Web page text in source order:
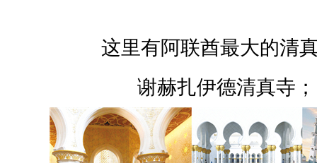
这里有阿联酋最大的清
谢赫扎伊德清真寺；